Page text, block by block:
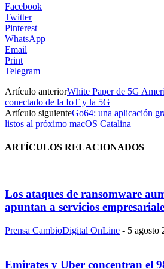
Facebook
Twitter
Pinterest
WhatsApp
Email
Print
Telegram
Artículo anteriorWhite Paper de 5G
conectado de la IoT y la 5G
Artículo siguienteGo64: una aplicación
listos al próximo macOS Catalina
ARTÍCULOS RELACIONADOS
Los ataques de ransomware
apuntan a servicios
Prensa CambioDigital OnLine - 5 agosto
Emirates y Uber concentran el